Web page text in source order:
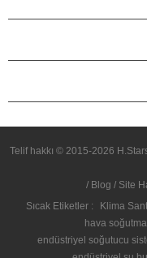
Telif hakkı © 2015-2026
/ Blog / Site
Sıcak Etiketler :
Klima
hava
endüstriyel soğutucu